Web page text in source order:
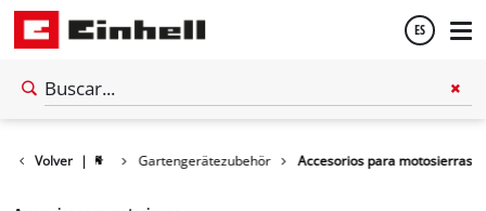
ES
Volver | Gartengerätezubehör Accesorios para motosierras